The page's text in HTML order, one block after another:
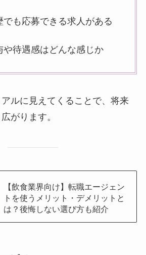
でも応募できる求人がある
や待遇感はどんな感じか
ルに見えてくることで、将来
がります。
【飲食業界向け】転職エージェン
トを使うメリット・デメリットと
は？後悔しない選び方も紹介